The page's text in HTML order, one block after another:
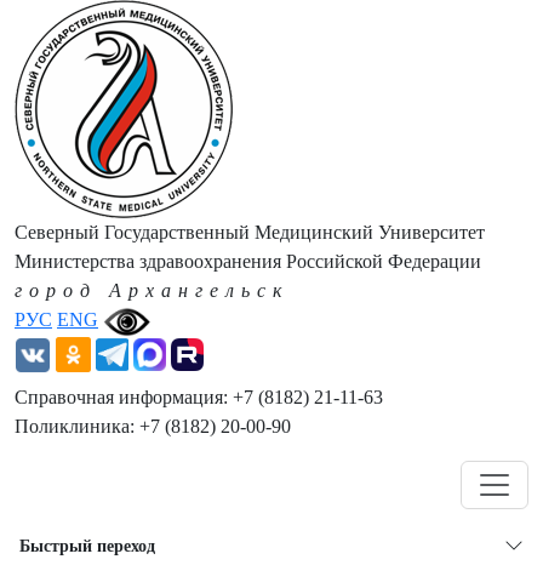
РУС ENG
Северный Государственный Медицинский Университет
Министерства здравоохранения Российской Федерации
город Архангельск
Справочная информация: +7 (8182) 21-11-63
Поликлиника: +7 (8182) 20-00-90
Быстрый переход